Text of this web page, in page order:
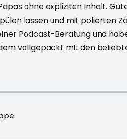
ohne expliziten Inhalt.
lassen und mit polierten
Podcast-Beratung und
vollgepackt mit den